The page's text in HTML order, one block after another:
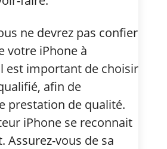
ne devrez pas confier
votre iPhone à
est important de choisir
afin de
prestation de qualité.
iPhone se reconnait
Assurez-vous de sa